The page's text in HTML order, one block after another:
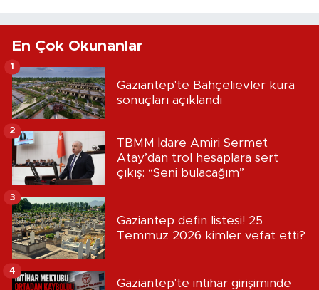
En Çok Okunanlar
Gaziantep'te Bahçelievler kura
sonuçları açıklandı
1
TBMM İdare Amiri Sermet
Atay’dan trol hesaplara sert
çıkış: “Seni bulacağım”
2
Gaziantep defin listesi! 25
Temmuz 2026 kimler vefat etti?
3
Gaziantep'te intihar girişiminde
4